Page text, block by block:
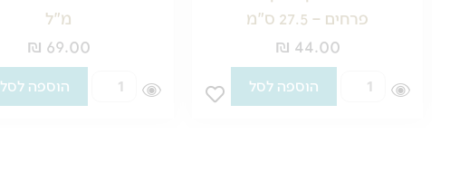
פרחים – 27.5 ס"מ
₪ 44.00
כמות
הוספה לסל
מ"ל
₪ 69.00
כמות
הוספה לסל